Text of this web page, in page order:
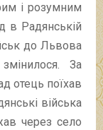
і розумним
в Радянській
до Львова
За
отець поїхав
війська
через село